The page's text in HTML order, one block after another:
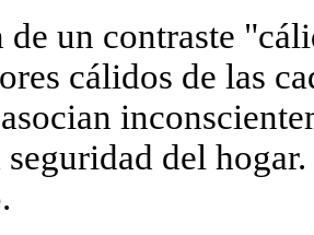
de un contraste
cálidos de las
del